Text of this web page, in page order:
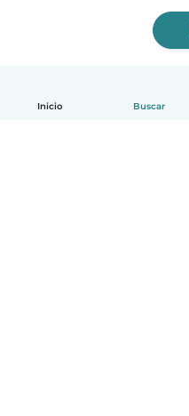
Inicio Buscar